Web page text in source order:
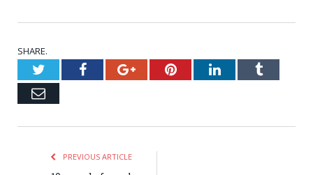
SHARE.
TwitterFacebookGoogle+PinterestLinkedInTumblr
Email
PREVIOUS ARTICLE